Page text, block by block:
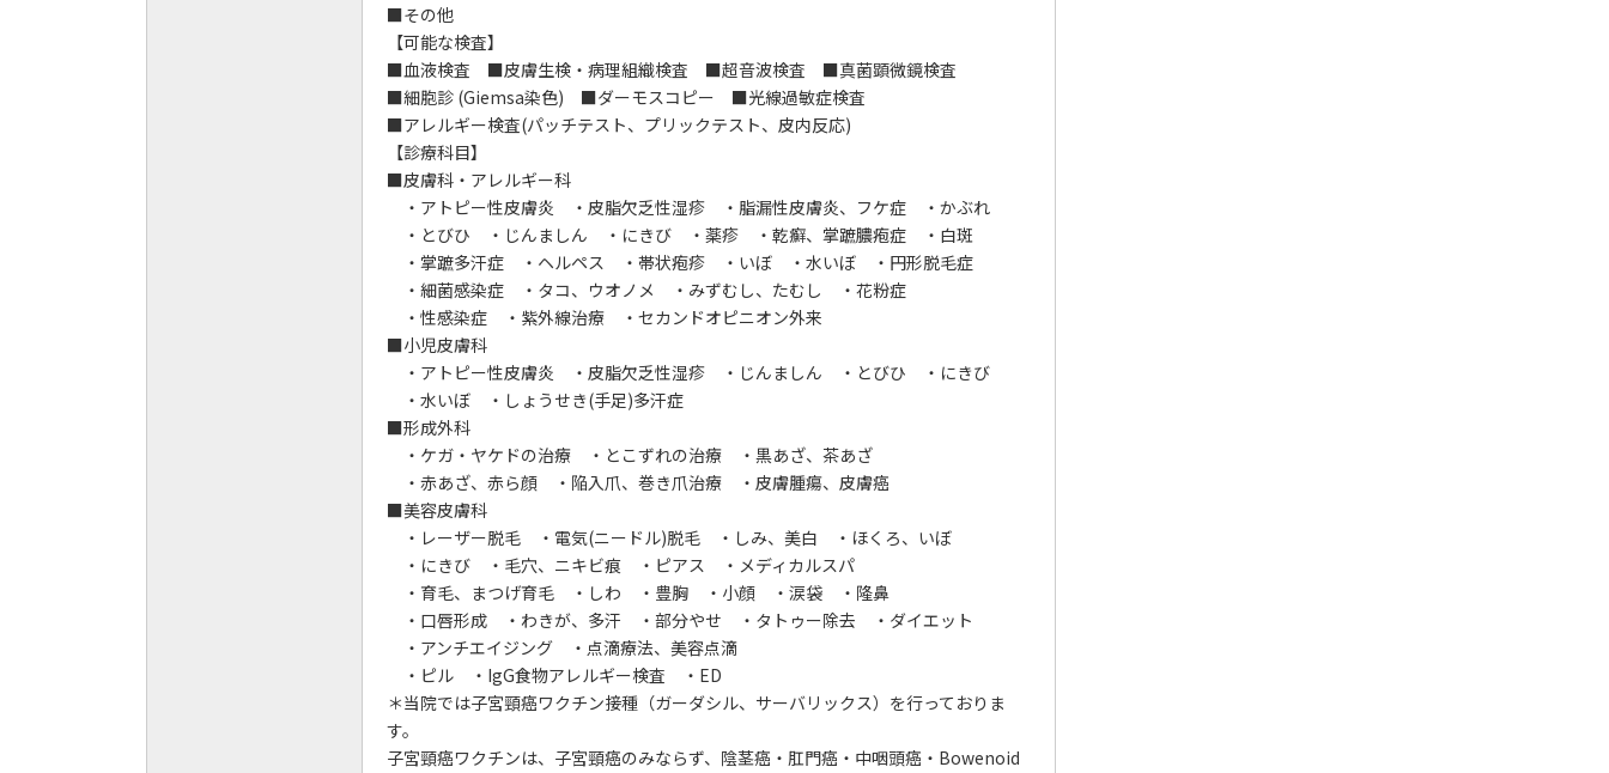
■その他
【可能な検査】
■血液検査 ■皮膚生検・病理組織検査 ■超音波検査 ■真菌顕微鏡検査
■細胞診 (Giemsa染色) ■ダーモスコピー ■光線過敏症検査
■アレルギー検査(パッチテスト、プリックテスト、皮内反応)
【診療科目】
■皮膚科・アレルギー科
・アトピー性皮膚炎 ・皮脂欠乏性湿疹 ・脂漏性皮膚炎、フケ症 ・かぶれ
・とびひ ・じんましん ・にきび ・薬疹 ・乾癬、掌蹠膿疱症 ・白斑
・掌蹠多汗症 ・ヘルペス ・帯状疱疹 ・いぼ ・水いぼ ・円形脱毛症
・細菌感染症 ・タコ、ウオノメ ・みずむし、たむし ・花粉症
・性感染症 ・紫外線治療 ・セカンドオピニオン外来
■小児皮膚科
・アトピー性皮膚炎 ・皮脂欠乏性湿疹 ・じんましん ・とびひ ・にきび
・水いぼ ・しょうせき(手足)多汗症
■形成外科
・ケガ・ヤケドの治療 ・とこずれの治療 ・黒あざ、茶あざ
・赤あざ、赤ら顔 ・陥入爪、巻き爪治療 ・皮膚腫瘍、皮膚癌
■美容皮膚科
・レーザー脱毛 ・電気(ニードル)脱毛 ・しみ、美白 ・ほくろ、いぼ
・にきび ・毛穴、ニキビ痕 ・ピアス ・メディカルスパ
・育毛、まつげ育毛 ・しわ ・豊胸 ・小顔 ・涙袋 ・隆鼻
・口唇形成 ・わきが、多汗 ・部分やせ ・タトゥー除去 ・ダイエット
・アンチエイジング ・点滴療法、美容点滴
・ピル ・IgG食物アレルギー検査 ・ED
＊当院では子宮頸癌ワクチン接種（ガーダシル、サーバリックス）を行っておりま
す。
子宮頸癌ワクチンは、子宮頸癌のみならず、陰茎癌・肛門癌・中咽頭癌・Bowenoid